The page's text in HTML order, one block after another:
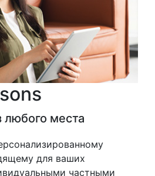
любого места
для ваших
частными